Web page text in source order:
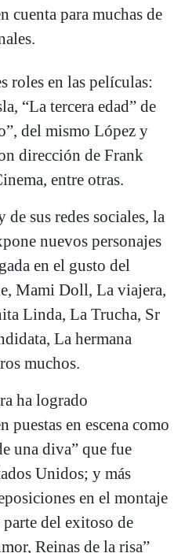
cuenta para muchas de
roles en las películas:
“La tercera edad” de
del mismo López y
dirección de Frank
entre otras.
sus redes sociales, la
nuevos personajes
en el gusto del
Mami Doll, La viajera,
Linda, La Trucha, Sr
La hermana
muchos.
ha logrado
puestas en escena como
una diva” que fue
Unidos; y más
en el montaje
parte del exitoso de
Reinas de la risa”